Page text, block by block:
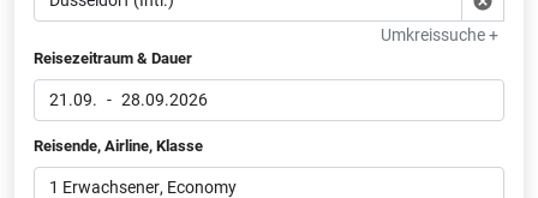
Umkreissuche +
Reisezeitraum & Dauer
21.09. - 28.09.2026
Reisende, Airline, Klasse
1 Erwachsener, Economy